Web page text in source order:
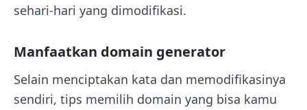
sehari-hari yang dimodifikasi.
Manfaatkan domain generator
Selain menciptakan kata dan memodifikasinya
sendiri, tips memilih domain yang bisa kamu